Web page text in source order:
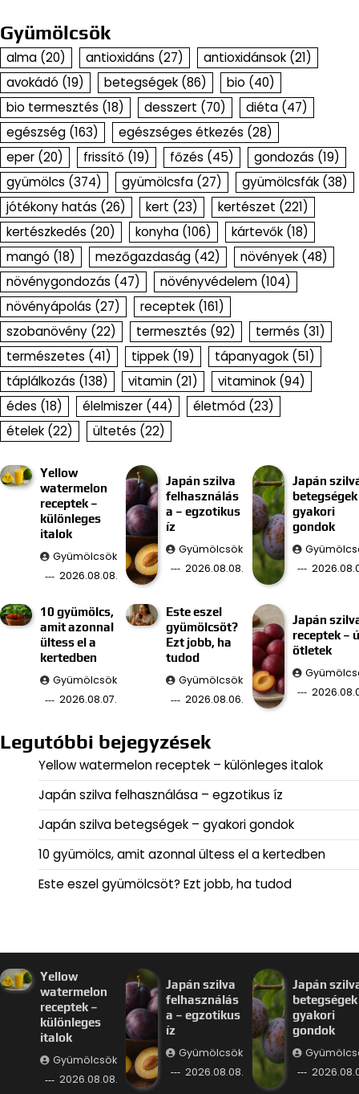
Gyümölcsök
alma (20) antioxidáns (27) antioxidánsok (21)
avokádó (19) betegségek (86) bio (40)
bio termesztés (18) desszert (70) diéta (47)
egészség (163) egészséges étkezés (28)
eper (20) frissítő (19) főzés (45) gondozás (19)
gyümölcs (374) gyümölcsfa (27) gyümölcsfák (38)
jótékony hatás (26) kert (23) kertészet (221)
kertészkedés (20) konyha (106) kártevők (18)
mangó (18) mezőgazdaság (42) növények (48)
növénygondozás (47) növényvédelem (104)
növényápolás (27) receptek (161)
szobanövény (22) termesztés (92) termés (31)
természetes (41) tippek (19) tápanyagok (51)
táplálkozás (138) vitamin (21) vitaminok (94)
édes (18) élelmiszer (44) életmód (23)
ételek (22) ültetés (22)
Yellow
watermelon
receptek –
különleges
italok
Gyümölcsök
2026.08.08.
Japán szilva
felhasználás
a – egzotikus
íz
Gyümölcsök
2026.08.08.
Japán
betegségek
gyakori
gondok
10 gyümölcs,
amit azonnal
ültess el a
kertedben
Gyümölcsök
2026.08.07.
Este eszel
gyümölcsöt?
Ezt jobb, ha
tudod
Gyümölcsök
2026.08.06.
Japán
receptek –
ötletek
Legutóbbi bejegyzések
Yellow watermelon receptek – különleges italok
Japán szilva felhasználása – egzotikus íz
Japán szilva betegségek – gyakori gondok
10 gyümölcs, amit azonnal ültess el a kertedben
Este eszel gyümölcsöt? Ezt jobb, ha tudod
Yellow
watermelon
receptek –
különleges
italok
Gyümölcsök
2026.08.08.
Japán szilva
felhasználás
a – egzotikus
íz
Gyümölcsök
2026.08.08.
Japán
betegségek
gyakori
gondok